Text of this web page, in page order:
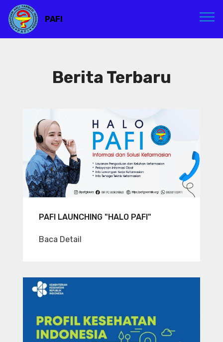
PAFI
Berita Terbaru
PAFI LAUNCHING "HALO PAFI"
Baca Detail